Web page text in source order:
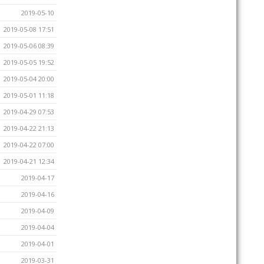
2019-05-10
2019-05-08 17:51
2019-05-06 08:39
2019-05-05 19:52
2019-05-04 20:00
2019-05-01 11:18
2019-04-29 07:53
2019-04-22 21:13
2019-04-22 07:00
2019-04-21 12:34
2019-04-17
2019-04-16
2019-04-09
2019-04-04
2019-04-01
2019-03-31